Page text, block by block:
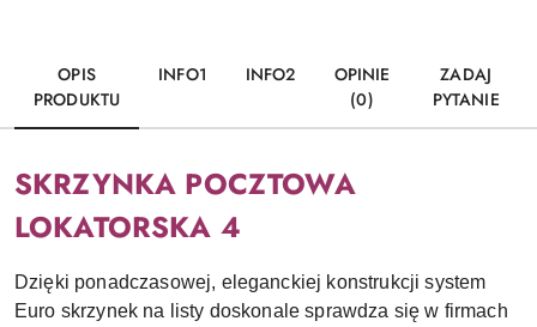
OPIS
PRODUKTU
INFO1 INFO2
OPINIE
(0)
ZADAJ
PYTANIE
SKRZYNKA POCZTOWA
LOKATORSKA 4
Dzięki ponadczasowej, eleganckiej konstrukcji system
Euro skrzynek na listy doskonale sprawdza się w firmach